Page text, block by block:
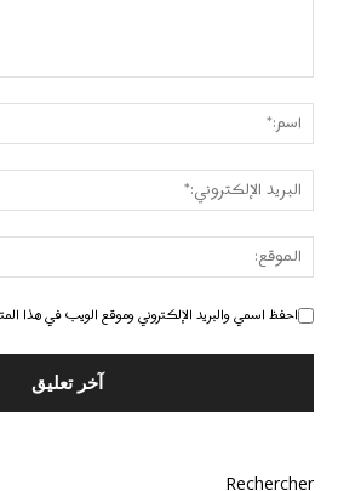
احفظ اسمي والبريد الإلكتروني وموقع الويب في هذا
Rechercher